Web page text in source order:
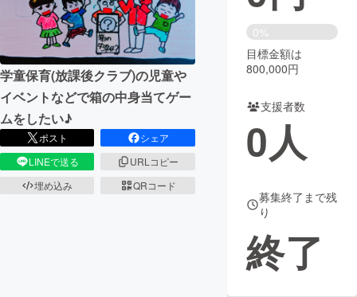
映像・映画 書籍・雑誌
ビジネス・起業 チャレンジ
CAMPFIRE for Social Good
CAMPFIRE Creation
CAMPFIREふるさと納税
学童保育(放課後クラブ)の児童や
イベントなどで箱の中身当てゲー
ムをしたい♪
ポスト
シェア
LINEで送る
URLコピー
埋め込み
QRコード
0%
目標金額は
800,000円
支援者数
0人
募集終了まで残
り
終了